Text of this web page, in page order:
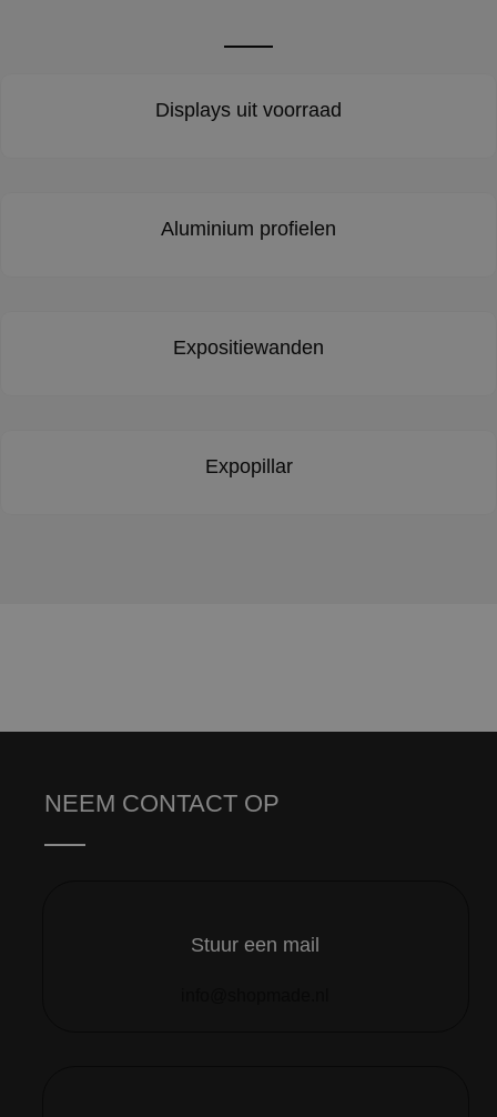
Displays uit voorraad
Aluminium profielen
Expositiewanden
Expopillar
NEEM CONTACT OP
Stuur een mail